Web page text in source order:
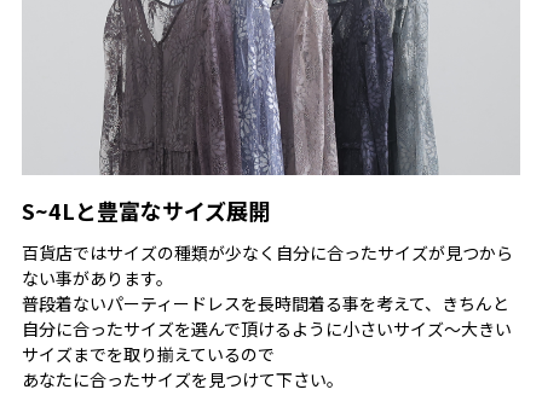
当店のサイズガイドはこちら→】
商品名【商品番】
ウィンドウペンチェックスーツセットアップ【669211473】
♪スタッフのオススメポイント♪
------------------------------------------------------------
【二の腕】【脚】【ウエスト】【ヒップ】
羽織るだけでウエストカバーや気になる二の腕もカバーしな
がら、ストレッチがあり動きやすいのも嬉しいポイント。
★トレンドのウィンドウペンチェック柄セットアップ
S~4Lと豊富なサイズ展開
百貨店ではサイズの種類が少なく自分に合ったサイズが見つから
ない事があります。
普段着ないパーティードレスを長時間着る事を考えて、きちんと
自分に合ったサイズを選んで頂けるように小さいサイズ～大きい
サイズまでを取り揃えているので
あなたに合ったサイズを見つけて下さい。